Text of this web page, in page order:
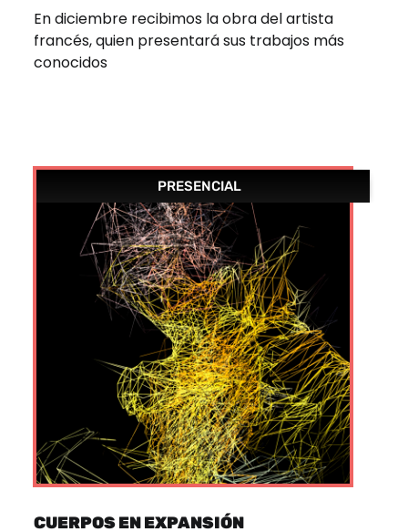
En diciembre recibimos la obra del artista
francés, quien presentará sus trabajos más
conocidos
PRESENCIAL
CUERPOS EN EXPANSIÓN